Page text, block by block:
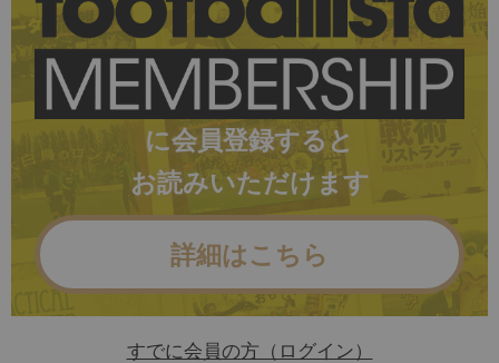
に会員登録すると
お読みいただけます
詳細はこちら
すでに会員の方（ログイン）